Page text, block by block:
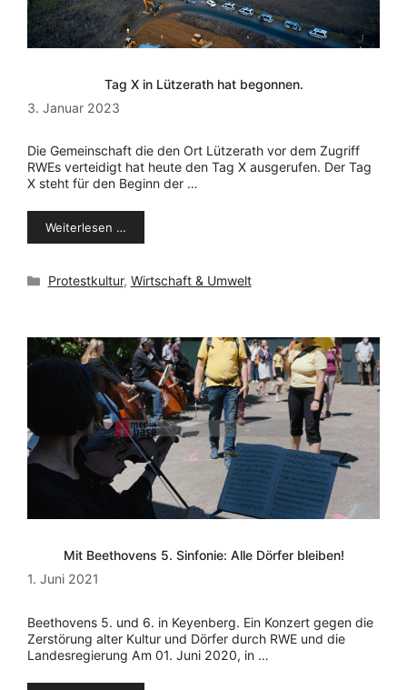
Tag X in Lützerath hat begonnen.
3. Januar 2023
Die Gemeinschaft die den Ort Lützerath vor dem Zugriff
RWEs verteidigt hat heute den Tag X ausgerufen. Der Tag
X steht für den Beginn der …
Weiterlesen …
Kategorien
Protestkultur, Wirtschaft & Umwelt
Mit Beethovens 5. Sinfonie: Alle Dörfer bleiben!
1. Juni 2021
Beethovens 5. und 6. in Keyenberg. Ein Konzert gegen die
Zerstörung alter Kultur und Dörfer durch RWE und die
Landesregierung Am 01. Juni 2020, in …